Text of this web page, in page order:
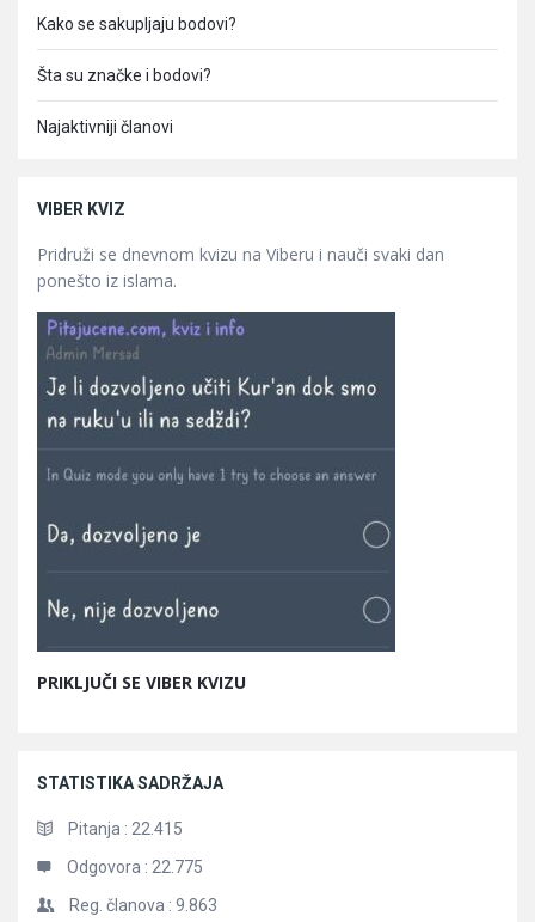
Kako se sakupljaju bodovi?
Šta su značke i bodovi?
Najaktivniji članovi
VIBER KVIZ
Pridruži se dnevnom kvizu na Viberu i nauči svaki dan
ponešto iz islama.
PRIKLJUČI SE VIBER KVIZU
STATISTIKA SADRŽAJA
Pitanja : 22.415
Odgovora : 22.775
Reg. članova : 9.863